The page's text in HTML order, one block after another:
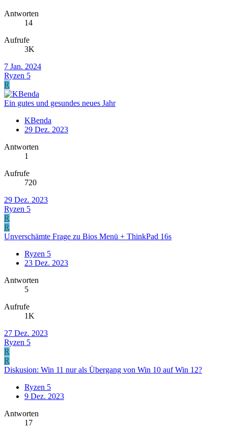
Antworten
14
Aufrufe
3K
7 Jan. 2024
Ryzen 5
R
Ein gutes und gesundes neues Jahr
KBenda
29 Dez. 2023
Antworten
1
Aufrufe
720
29 Dez. 2023
Ryzen 5
R
R
Unverschämte Frage zu Bios Menü + ThinkPad 16s
Ryzen 5
23 Dez. 2023
Antworten
5
Aufrufe
1K
27 Dez. 2023
Ryzen 5
R
R
Diskusion: Win 11 nur als Übergang von Win 10 auf Win 12?
Ryzen 5
9 Dez. 2023
Antworten
17